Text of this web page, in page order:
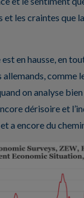
et les craintes que
en hausse, en
allemands, comme
on analyse
dérisoire et
a encore du